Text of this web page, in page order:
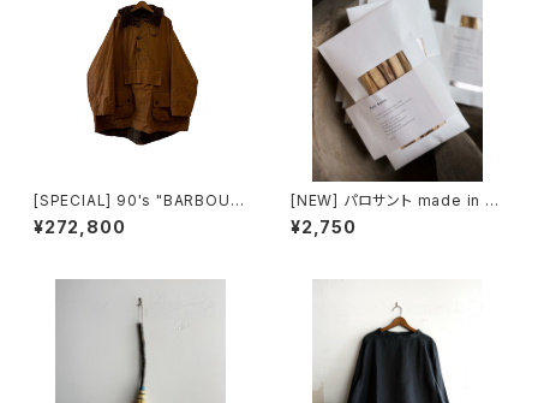
[SPECIAL] 90's "BARBOUR
/ LONGSHOREMAN" SMOC
K made in ENGLAND
¥272,800
[NEW] パロサント made in Ec
uador
¥2,750